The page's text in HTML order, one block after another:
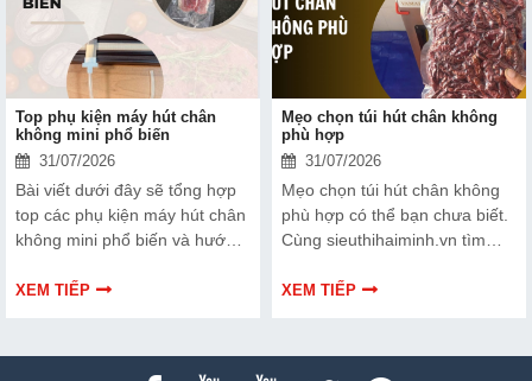
Top phụ kiện máy hút chân
không mini phổ biến
31/07/2026
Bài viết dưới đây sẽ tổng hợp
top các phụ kiện máy hút chân
không mini phổ biến và hướng
chuẩn kỹ thuật ngay tại nhà.
XEM TIẾP
Mẹo chọn túi hút chân không
phù hợp
31/07/2026
Mẹo chọn túi hút chân không
phù hợp có thể bạn chưa biết.
Cùng sieuthihaiminh.vn tìm
thông tin bài viết dưới đây nhé!
XEM TIẾP